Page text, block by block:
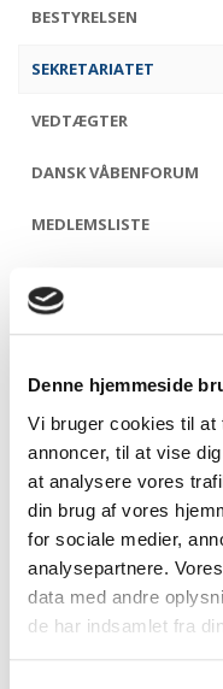
Denne hjemmeside
Vi bruger cookies til at
annoncer, til at vise
at analysere vores
din brug af vores
for sociale medier,
analysepartnere.
data med andre
de har indsamlet fra
BESTYRELSEN
SEKRETARIATET
VEDTÆGTER
DANSK VÅBENFORUM
MEDLEMSLISTE